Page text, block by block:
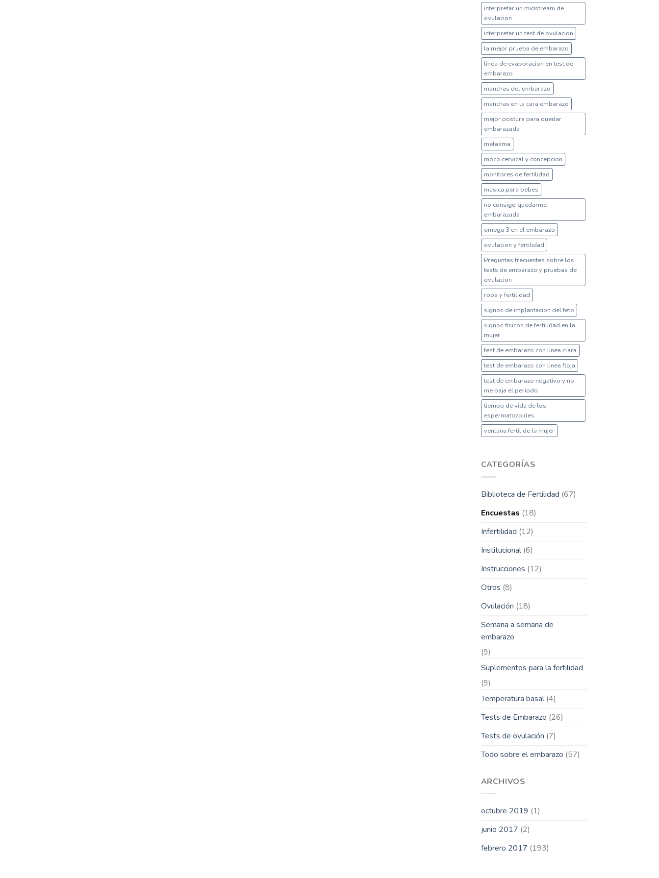
interpretar un midstream de
ovulacion
interpretar un test de ovulacion
la mejor prueba de embarazo
linea de evaporacion en test de
embarazo
manchas del embarazo
manchas en la cara embarazo
mejor postura para quedar
embarazada
melasma
moco cervical y concepcion
monitores de fertilidad
musica para bebes
no consigo quedarme
embarazada
omega 3 en el embarazo
ovulacion y fertilidad
Preguntas frecuentes sobre los
tests de embarazo y pruebas de
ovulacion
ropa y fertilidad
signos de implantacion del feto
signos fisicos de fertilidad en la
mujer
test de embarazo con linea clara
test de embarazo con linea floja
test de embarazo negativo y no
me baja el periodo
tiempo de vida de los
espermatozoides
ventana fertil de la mujer
CATEGORÍAS
Biblioteca de Fertilidad (67)
Encuestas (18)
Infertilidad (12)
Institucional(6)
Instrucciones (12)
Otros (8)
Ovulación (18)
Semana a semana de
embarazo
(9)
Suplementos para la fertilidad
(9)
Temperatura basal(4)
Tests de Embarazo (26)
Tests de ovulación (7)
Todo sobre el embarazo (57)
ARCHIVOS
octubre 2019 (1)
junio 2017 (2)
febrero 2017 (193)